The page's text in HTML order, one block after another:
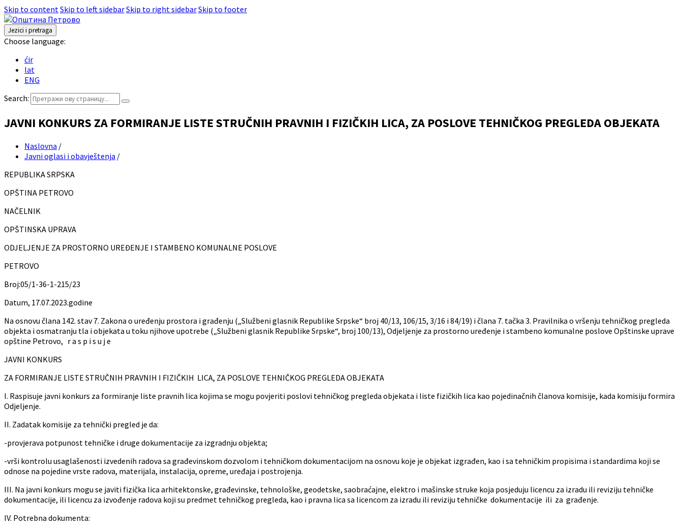
Skip to contentSkip to left sidebarSkip to right sidebarSkip to footer
Jezici i pretraga
Choose language:
ćir
lat
ENG
Search:
JAVNI KONKURS ZA FORMIRANJE LISTE STRUČNIH PRAVNIH I FIZIČKIH LICA, ZA POSLOVE TEHNIČKOG PREGLEDA OBJEKATA
Naslovna /
Javni oglasi i obavještenja /
REPUBLIKA SRPSKA
OPŠTINA PETROVO
NAČELNIK
OPŠTINSKA UPRAVA
ODJELJENJE ZA PROSTORNO UREĐENJE I STAMBENO KOMUNALNE POSLOVE
PETROVO
Broj:05/1-36-1-215/23
Datum, 17.07.2023.godine
Na osnovu člana 142. stav 7. Zakona o uređenju prostora i građenju („Službeni glasnik Republike Srpske“ broj 40/13, 106/15, 3/16 i 84/19) i člana 7. tačka 3. Pravilnika o vršenju tehničkog pregleda
objekta i osmatranju tla i objekata u toku njihove upotrebe („Službeni glasnik Republike Srpske“, broj 100/13), Odjeljenje za prostorno uređenje i stambeno komunalne poslove Opštinske uprave
opštine Petrovo, r a s p i s u j e
JAVNI KONKURS
ZA FORMIRANJE LISTE STRUČNIH PRAVNIH I FIZIČKIH LICA, ZA POSLOVE TEHNIČKOG PREGLEDA OBJEKATA
I. Raspisuje javni konkurs za formiranje liste pravnih lica kojima se mogu povjeriti poslovi tehničkog pregleda objekata i liste fizičkih lica kao pojedinačnih članova komisije, kada komisiju formira
Odjeljenje.
II. Zadatak komisije za tehnički pregled je da:
-provjerava potpunost tehničke i druge dokumentacije za izgradnju objekta;
-vrši kontrolu usaglašenosti izvedenih radova sa građevinskom dozvolom i tehničkom dokumentacijom na osnovu koje je objekat izgrađen, kao i sa tehničkim propisima i standardima koji se
odnose na pojedine vrste radova, materijala, instalacija, opreme, uređaja i postrojenja.
III. Na javni konkurs mogu se javiti fizička lica arhitektonske, građevinske, tehnološke, geodetske, saobraćajne, elektro i mašinske struke koja posjeduju licencu za izradu ili reviziju tehničke
dokumentacije, ili licencu za izvođenje radova koji su predmet tehničkog pregleda, kao i pravna lica sa licencom za izradu ili reviziju tehničke dokumentacije ili za građenje.
IV. Potrebna dokumenta: